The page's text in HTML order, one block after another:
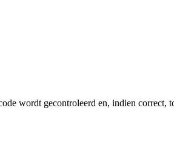
wordt gecontroleerd en, indien correct,